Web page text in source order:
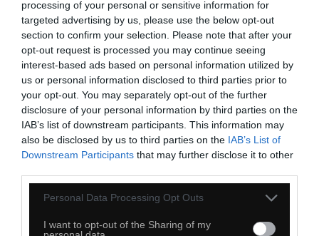
processing of your personal or sensitive information for
targeted advertising by us, please use the below opt-out
section to confirm your selection. Please note that after your
opt-out request is processed you may continue seeing
interest-based ads based on personal information utilized by
us or personal information disclosed to third parties prior to
your opt-out. You may separately opt-out of the further
disclosure of your personal information by third parties on the
IAB’s list of downstream participants. This information may
also be disclosed by us to third parties on the IAB’s List of
Downstream Participants that may further disclose it to other
Personal Data Processing Opt Outs
I want to opt-out of the Sharing of my
Statystyka